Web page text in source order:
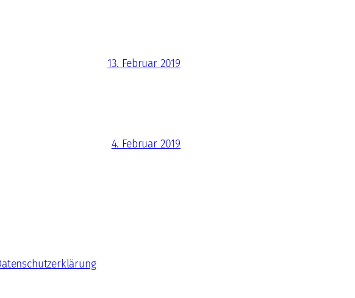
13. Februar 2019
4. Februar 2019